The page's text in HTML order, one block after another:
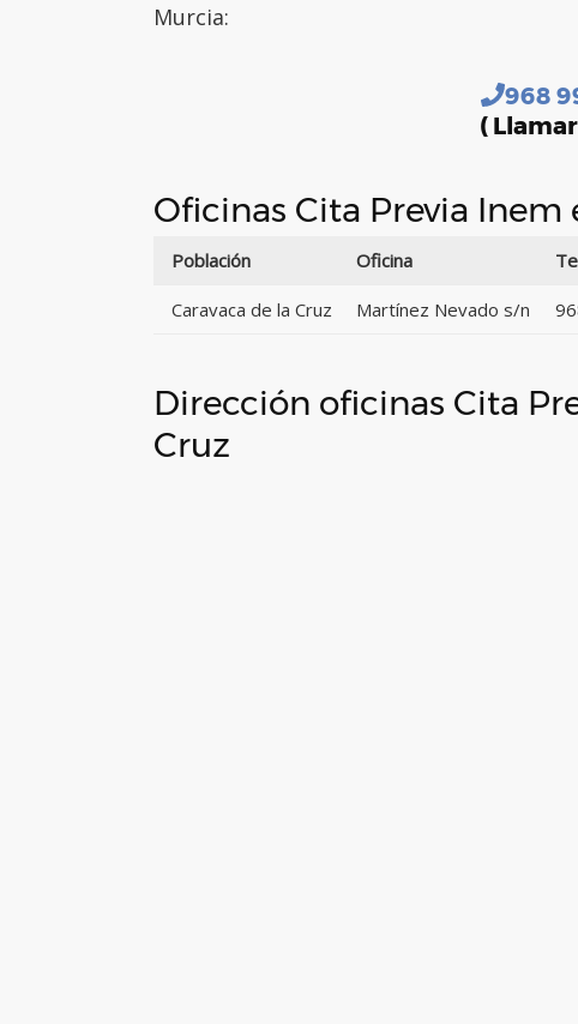
Murcia:
968
(
Oficinas Cita Previa Inem
Población Oficina
Caravaca de la Cruz Martínez Nevado s/n
Dirección oficinas Cita
Cruz